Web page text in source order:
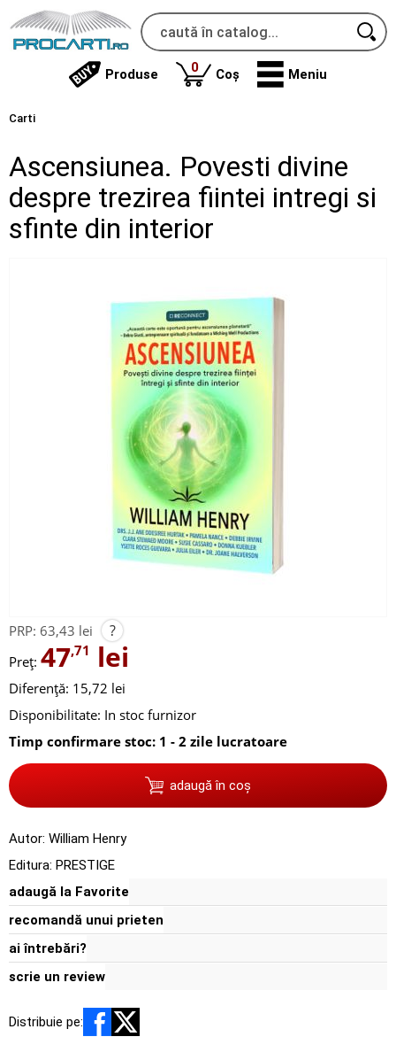
Produse 0produse
Coș Meniu
Carti
Ascensiunea. Povesti divine
despre trezirea fiintei intregi si
sfinte din interior
PRP: 63,43 lei ?
Preț: 47,71 lei
Diferență: 15,72 lei
Disponibilitate: In stoc furnizor
Timp confirmare stoc: 1 - 2 zile lucratoare
adaugă în coș
Autor: William Henry
Editura: PRESTIGE
adaugă la Favorite
recomandă unui prieten
ai întrebări?
scrie un review
Distribuie pe: